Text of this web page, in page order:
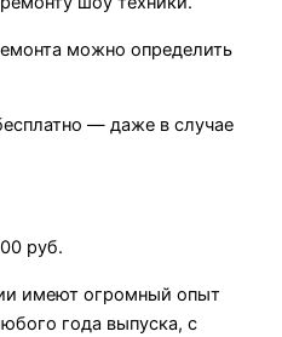
можно определить
— даже в случае
руб.
имеют огромный опыт
года выпуска, с